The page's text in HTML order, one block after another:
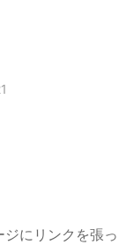
にリンクを張っ